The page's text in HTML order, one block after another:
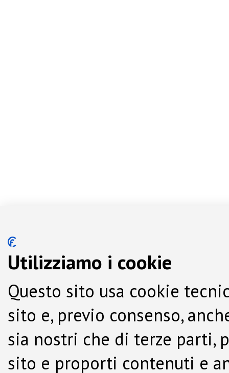
Utilizziamo i cookie
Questo sito usa cookie
sito e, previo consenso,
sia nostri che di terze parti,
sito e proporti contenuti e